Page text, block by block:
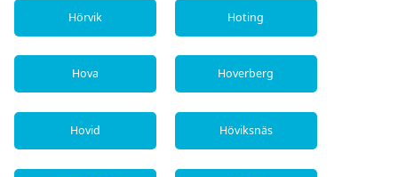
Hörvik Hoting
Hova Hoverberg
Hovid Höviksnäs